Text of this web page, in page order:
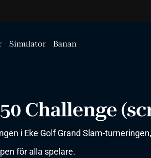
Simulator Banan
Challenge
i Eke Golf Grand Slam-
för alla spelare.